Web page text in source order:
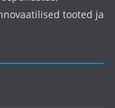
tooted ja